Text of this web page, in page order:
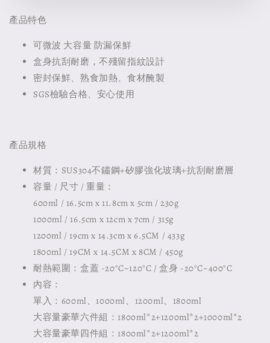
產品特色
可微波 大容量 防漏保鮮
盒身抗刮耐磨，不殘留指紋設計
密封保鮮、熟食加熱、食材醃製
SGS檢驗合格、安心使用
產品規格
材質：SUS304不鏽鋼+矽膠強化玻璃+抗刮耐磨層
容量 / 尺寸 / 重量：
600ml / 16.5cm x 11.8cm x 5cm / 230g
1000ml / 16.5cm x 12cm x 7cm / 315g
1200ml / 19cm x 14.3cm x 6.5CM / 433g
1800ml / 19CM x 14.5CM x 8CM / 450g
耐熱範圍：盒蓋 -20°C~120°C / 盒身 -20°C~400°C
內容：
單入：600ml、1000ml、1200ml、1800ml
大容量豪華六件組：1800ml*2+1200ml*2+1000ml*2
大容量豪華四件組：1800ml*2+1200ml*2